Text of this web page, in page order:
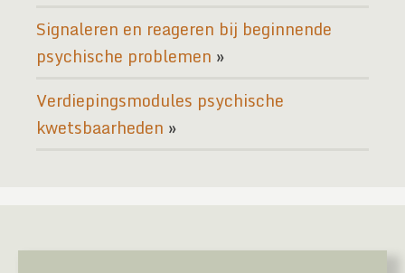
Signaleren en reageren bij beginnende
psychische problemen
Verdiepingsmodules psychische
kwetsbaarheden